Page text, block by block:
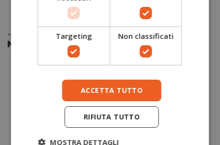
MISURE DISPONIBILI
: Nere
-
Norme/Certificazioni
UNI EN ISO 20345:2022:La norma specifica i
le calzature di sicurezza per usi generali. Essa
include, per esempio, rischi meccanici, resistenza
allo scivolamento, rischi termici e
comportamento ergonomico.
La norma tedesca DGUV REGEL
ginocchio dotati di plantare ortopedico. Le
Targeting Non classificati
ACCETTA TUTTO
RIFIUTA TUTTO
MOSTRA DETTAGLI